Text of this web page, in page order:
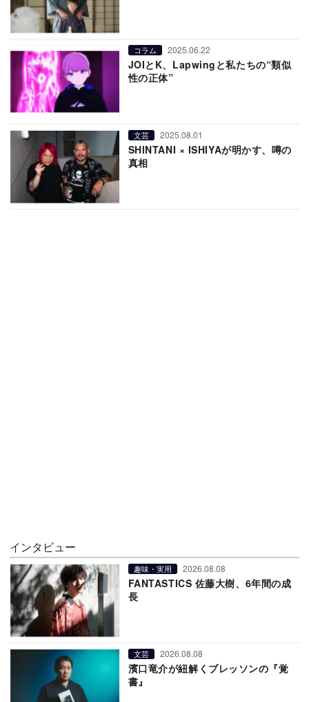
コラム 2025.06.22
JOIとK、Lapwingと私たちの“類似
性の正体”
文芸 2025.08.01
SHINTANI × ISHIYAが明かす、噂の
真相
インタビュー
趣味・実用 2026.08.08
FANTASTICS 佐藤大樹、6年間の成
長
文芸 2026.08.08
濱口竜介が紐解くブレッソンの『覚
書』